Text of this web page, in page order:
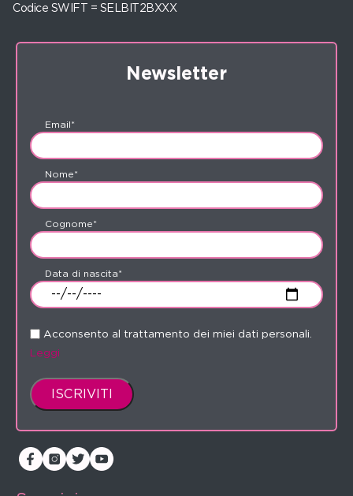
Codice SWIFT = SELBIT2BXXX
Newsletter
Email*
Nome*
Cognome*
Data di nascita*
Acconsento al trattamento dei miei dati personali.
Leggi